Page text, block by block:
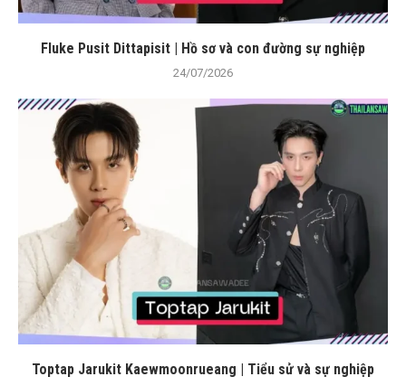
Fluke Pusit Dittapisit | Hồ sơ và con đường sự nghiệp
24/07/2026
Toptap Jarukit Kaewmoonrueang | Tiểu sử và sự nghiệp